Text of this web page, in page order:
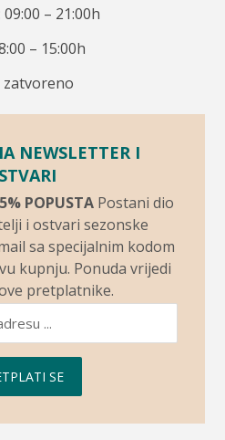
– 21:00h
– 15:00h
zatvoreno
NEWSLETTER I
POPUSTA Postani dio
i ostvari sezonske
sa specijalnim kodom
kupnju. Ponuda vrijedi
pretplatnike.
SE